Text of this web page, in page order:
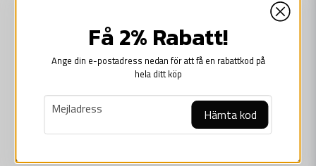
Roblox Bundle Blox Fruits Mini Samlar Paket
Få 2% Rabatt!
Ange din e-postadress nedan för att få en rabattkod på
hela ditt köp
email
Mejladress Hämta kod